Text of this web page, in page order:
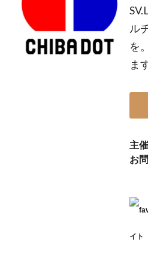
ル
を
ま
主
お
イト